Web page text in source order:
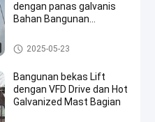
dengan panas galvanis
Bahan Bangunan
dalam
Pengangkat Situs Bangunan
2025-05-23
Bangunan bekas Lift
dengan VFD Drive dan Hot
Galvanized Mast Bagian